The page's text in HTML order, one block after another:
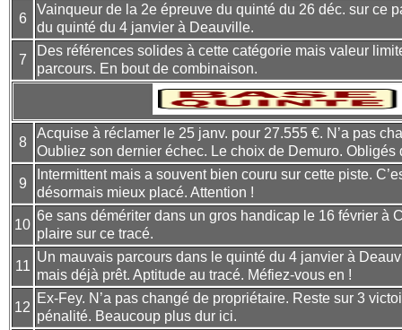
6
Vainqueur de la 2e épreuve du quinté du 26 déc. sur ce
du quinté du 4 janvier à Deauville.
7
Des références solides à cette catégorie mais valeur
parcours. En bout de combinaison.
8
Acquise à réclamer le 25 janv. pour 27.555 €. N’a pas
Oubliez son dernier échec. Le choix de Demuro. Obligés
9
Intermittent mais a souvent bien couru sur cette piste.
désormais mieux placé. Attention !
10
6e sans démériter dans un gros handicap le 16 février à
plaire sur ce tracé.
11
Un mauvais parcours dans le quinté du 4 janvier à
mais déjà prêt. Aptitude au tracé. Méfiez-vous en !
12
Ex-Fey. N’a pas changé de propriétaire. Reste sur 3
pénalité. Beaucoup plus dur ici.